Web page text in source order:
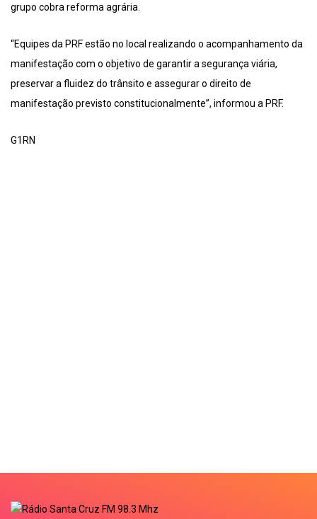
grupo cobra reforma agrária.
“Equipes da PRF estão no local realizando o acompanhamento da
manifestação com o objetivo de garantir a segurança viária,
preservar a fluidez do trânsito e assegurar o direito de
manifestação previsto constitucionalmente”, informou a PRF.
G1RN